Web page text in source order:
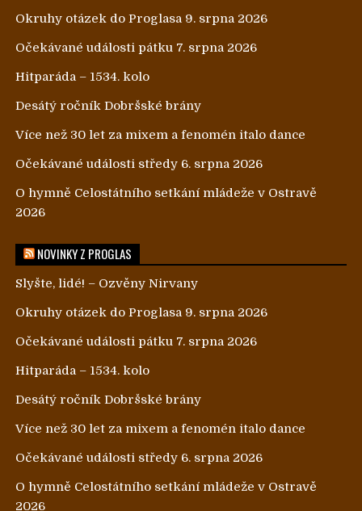
Okruhy otázek do Proglasa 9. srpna 2026
Očekávané události pátku 7. srpna 2026
Hitparáda – 1534. kolo
Desátý ročník Dobršské brány
Více než 30 let za mixem a fenomén italo dance
Očekávané události středy 6. srpna 2026
O hymně Celostátního setkání mládeže v Ostravě
2026
NOVINKY Z PROGLAS
Slyšte, lidé! – Ozvěny Nirvany
Okruhy otázek do Proglasa 9. srpna 2026
Očekávané události pátku 7. srpna 2026
Hitparáda – 1534. kolo
Desátý ročník Dobršské brány
Více než 30 let za mixem a fenomén italo dance
Očekávané události středy 6. srpna 2026
O hymně Celostátního setkání mládeže v Ostravě
2026